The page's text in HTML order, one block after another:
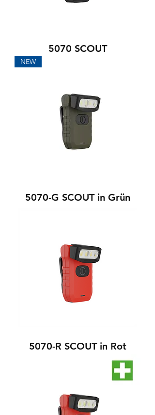
5070 SCOUT
NEW
5070-G SCOUT in Grün
5070-R SCOUT in Rot